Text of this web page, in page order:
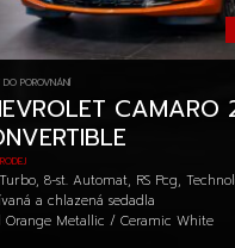
DO POROVNÁNÍ
CAMARO
8-st. Automat, RS Pcg,
a chlazená sedadla
Orange Metallic / Ceramic White